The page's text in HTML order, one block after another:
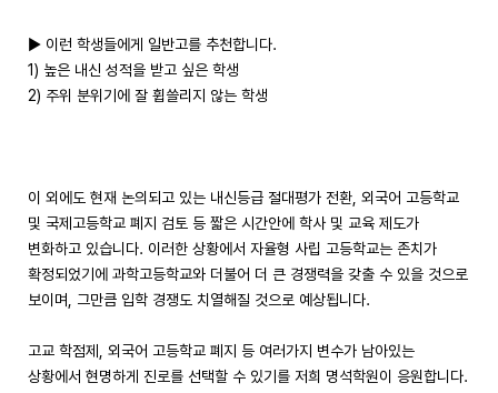
▶ 이런 학생들에게 일반고를 추천합니다.
1) 높은 내신 성적을 받고 싶은 학생
2) 주위 분위기에 잘 휩쓸리지 않는 학생
이 외에도 현재 논의되고 있는 내신등급 절대평가 전환, 외국어 고등학교
및 국제고등학교 폐지 검토 등 짧은 시간안에 학사 및 교육 제도가
변화하고 있습니다. 이러한 상황에서 자율형 사립 고등학교는 존치가
확정되었기에 과학고등학교와 더불어 더 큰 경쟁력을 갖출 수 있을 것으로
보이며, 그만큼 입학 경쟁도 치열해질 것으로 예상됩니다.
고교 학점제, 외국어 고등학교 폐지 등 여러가지 변수가 남아있는
상황에서 현명하게 진로를 선택할 수 있기를 저희 명석학원이 응원합니다.